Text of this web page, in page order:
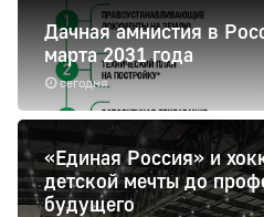
сегодня
Дачная амнистия в
марта 2031 года
«Единая Россия» и
детской мечты до
будущего